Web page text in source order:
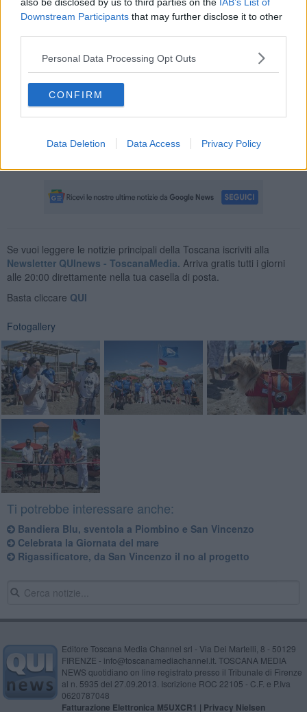
Downstream Participants that may further disclose it to other
Personal Data Processing Opt Outs
CONFIRM
Data Deletion Data Access Privacy Policy
Il taglio del nastro è stata l’occasione per festeggiare con cittadini e
della tutela ambientale e della sicurezza delle spiagge, organizzate
dalle associazioni locali, come l’Oasi Wwf RNR Padule Orti-
Bottagone e le unità cinofile della S.A.U.C.S. Costa
Maremmana.
Hu Park Albatros village, così come le altre strutture del gruppo, ha
attraverso l’organizzazione di iniziative ed eventi aperti anche ai
Se vuoi leggere le notizie principali della Toscana iscriviti alla
Newsletter QUInews - ToscanaMedia. Arriva gratis tutti i giorni
alle 20:00 direttamente nella tua casella di posta.
Basta cliccare QUI
Fotogallery
Ti potrebbe interessare anche:
Bandiera Blu, sventola a Piombino e San Vincenzo
Celebrata la Giornata del mare
Rigassificatore, da San Vincenzo il no al progetto
Editore Toscana Media Channel srl - Via Dei Martelli, 8 - 50129
FIRENZE - info@toscanamediachannel.it. TOSCANA MEDIA
NEWS quotidiano on line registrato presso il Tribunale di Firenze
al n. 5935 del 27.09.2013. Iscrizione ROC 22105 - C.F. e P.Iva
0620787048
Fatturazione Elettronica M5UXCR1 | Privacy Nielsen